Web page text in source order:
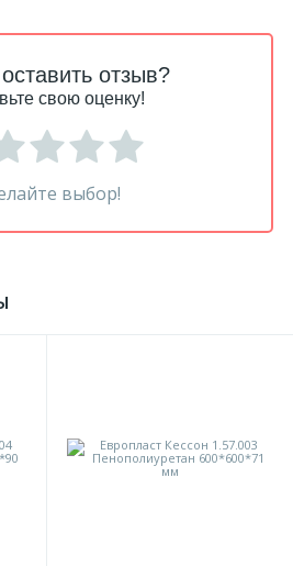
отзыв?
свою оценку!
выбор!